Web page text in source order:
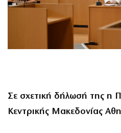
Σε σχετική δήλωσή της η
Κεντρικής Μακεδονίας